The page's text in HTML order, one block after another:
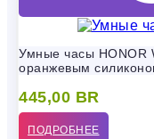
Умные часы HONOR
оранжевым
445,00 BR
ПОДРОБНЕЕ